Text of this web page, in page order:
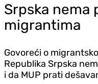
Srpska nema
migrantima
Govoreći o
Republika Srpska
i da MUP prati